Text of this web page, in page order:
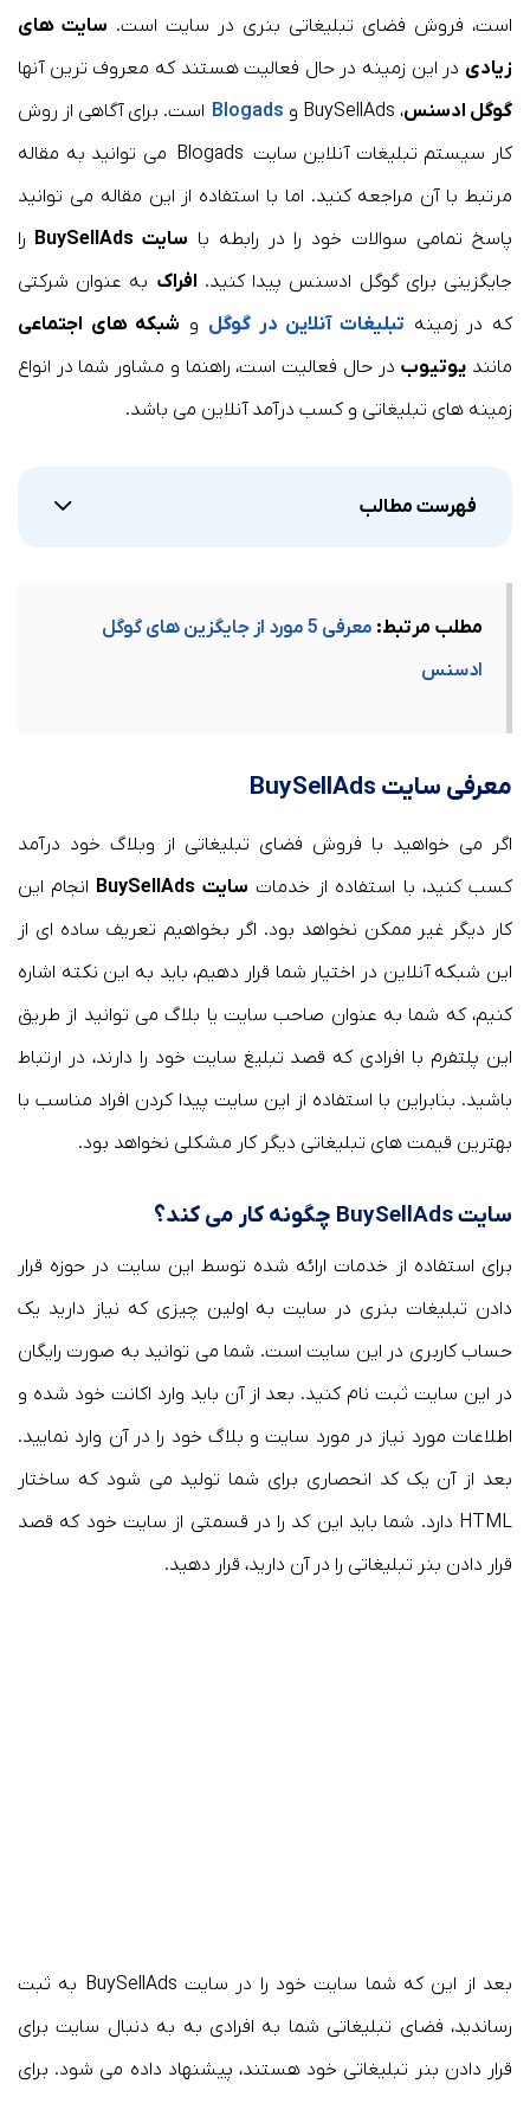
است، فروش فضای تبلیغاتی بنری در سایت است. سایت های
زیادی در این زمینه در حال فعالیت هستند که معروف ترین آنها
گوگل ادسنس، BuySellAds و Blogads است. برای آگاهی از روش
کار سیستم تبلیغات آنلاین سایت Blogads می توانید به مقاله
مرتبط با آن مراجعه کنید. اما با استفاده از این مقاله می توانید
پاسخ تمامی سوالات خود را در رابطه با سایت BuySellAds
را
جایگزینی برای گوگل ادسنس پیدا کنید. افراک به عنوان شرکتی
که در زمینه تبلیغات آنلاین در گوگل و شبکه های اجتماعی
مانند یوتیوب در حال فعالیت است، راهنما و مشاور شما در انواع
زمینه های تبلیغاتی و کسب درآمد آنلاین می باشد.
فهرست مطالب
مطلب مرتبط:
معرفی 5 مورد از جایگزین های گوگل
ادسنس
معرفی سایت BuySellAds
اگر می خواهید با فروش فضای تبلیغاتی از وبلاگ خود درآمد
کسب کنید، با استفاده از خدمات سایت BuySellAds
انجام این
کار دیگر غیر ممکن نخواهد بود. اگر بخواهیم تعریف ساده ای از
این شبکه آنلاین در اختیار شما قرار دهیم، باید به این نکته اشاره
کنیم، که شما به عنوان صاحب سایت یا بلاگ می توانید از طریق
این پلتفرم با افرادی که قصد تبلیغ سایت خود را دارند، در ارتباط
باشید. بنابراین با استفاده از این سایت پیدا کردن افراد مناسب با
بهترین قیمت های تبلیغاتی دیگر کار مشکلی نخواهد بود.
سایت BuySellAds چگونه کار می کند؟
برای استفاده از خدمات ارائه شده توسط این سایت در حوزه قرار
دادن تبلیغات بنری در سایت به اولین چیزی که نیاز دارید یک
حساب کاربری در این سایت است. شما می توانید به صورت رایگان
در این سایت ثبت نام کنید. بعد از آن باید وارد اکانت خود شده و
اطلاعات مورد نیاز در مورد سایت و بلاگ خود را در آن وارد نمایید.
بعد از آن یک کد انحصاری برای شما تولید می شود که ساختار
HTML دارد. شما باید این کد را در قسمتی از سایت خود که قصد
قرار دادن بنر تبلیغاتی را در آن دارید، قرار دهید.
بعد از این که شما سایت خود را در سایت BuySellAds به ثبت
رساندید، فضای تبلیغاتی شما به افرادی به به دنبال سایت برای
قرار دادن بنر تبلیغاتی خود هستند، پیشنهاد داده می شود. برای